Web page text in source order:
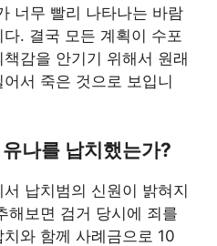
너무 빨리 나타나는 바람
. 결국 모든 계획이 수포
감을 안기기 위해서 원래
서 죽은 것으로 보입니
나를 납치했는가?
납치범의 신원이 밝혀지
해보면 검거 당시에 죄를
와 함께 사례금으로 10